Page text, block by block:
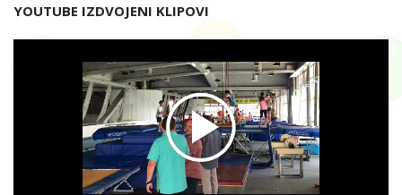
YOUTUBE IZDVOJENI KLIPOVI